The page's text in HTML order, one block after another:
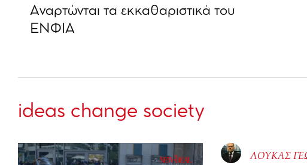
Αναρτώνται τα εκκαθαριστικά του
ΕΝΦΙΑ
ideas change society
ΛΟΥΚΑΣ